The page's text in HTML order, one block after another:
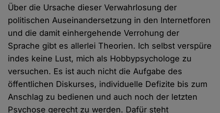
Über die Ursache dieser Verwahrlosung der
politischen Auseinandersetzung in den Internetforen
und die damit einhergehende Verrohung der
Sprache gibt es allerlei Theorien. Ich selbst verspüre
indes keine Lust, mich als Hobbypsychologe zu
versuchen. Es ist auch nicht die Aufgabe des
öffentlichen Diskurses, individuelle Defizite bis zum
Anschlag zu bedienen und auch noch der letzten
Psychose gerecht zu werden. Dafür steht